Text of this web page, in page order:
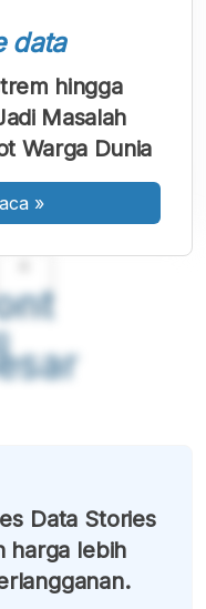
data
hingga
Masalah
Warga Dunia
»
Data Stories
harga lebih